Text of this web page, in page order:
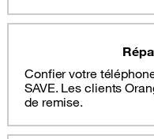
Confier votre
SAVE. Les clients
de remise.